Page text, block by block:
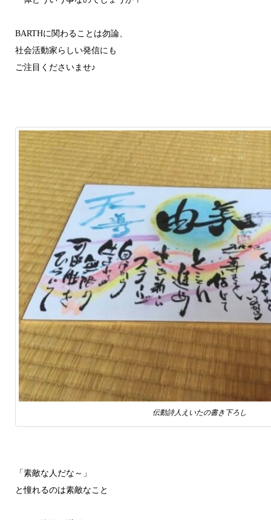
BARTHに関わることは勿論、
社会活動家らしい発信にも
ご注目くださいませ♪
伝動詩人えいたの書き下ろし
「素敵な人だな～」
と憧れるのは素敵なこと